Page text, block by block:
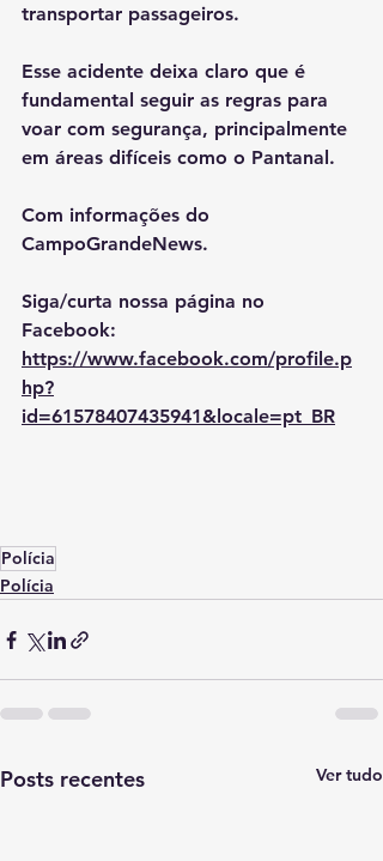
transportar passageiros.
Esse acidente deixa claro que é
fundamental seguir as regras para
voar com segurança, principalmente
em áreas difíceis como o Pantanal.
Com informações do
CampoGrandeNews.
Siga/curta nossa página no
Facebook:
https://www.facebook.com/profile.p
hp?
id=61578407435941&locale=pt_BR
Polícia
Polícia
Posts recentes Ver tudo